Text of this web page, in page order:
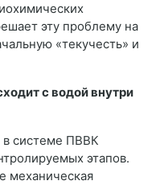
эту проблему на
«текучесть» и
с водой внутри
в системе ПВВК
этапов.
механическая